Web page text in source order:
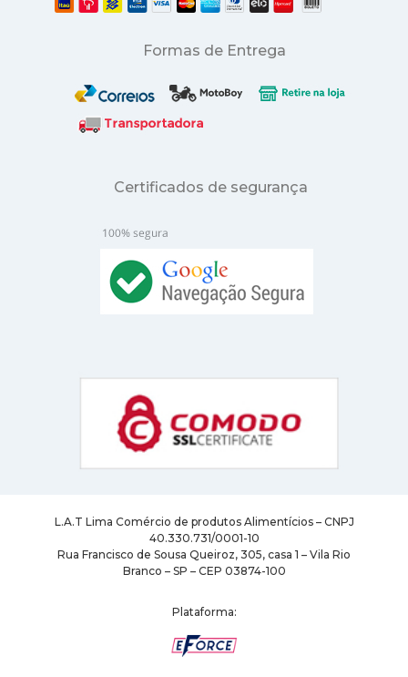
Formas de Entrega
Certificados de segurança
L.A.T Lima Comércio de produtos Alimentícios – CNPJ
40.330.731/0001-10
Rua Francisco de Sousa Queiroz, 305, casa 1 – Vila Rio
Branco – SP – CEP 03874-100
Plataforma: